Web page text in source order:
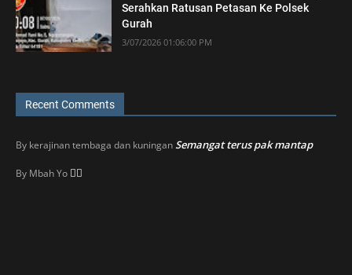
Serahkan Ratusan Petasan Ke Polsek
Gurah
3/07/2026 01:06:00 PM
Recent Comments
By kerajinan tembaga dan kuninganSemangat terus pak mantap
By Mbah Yo 👍🏼